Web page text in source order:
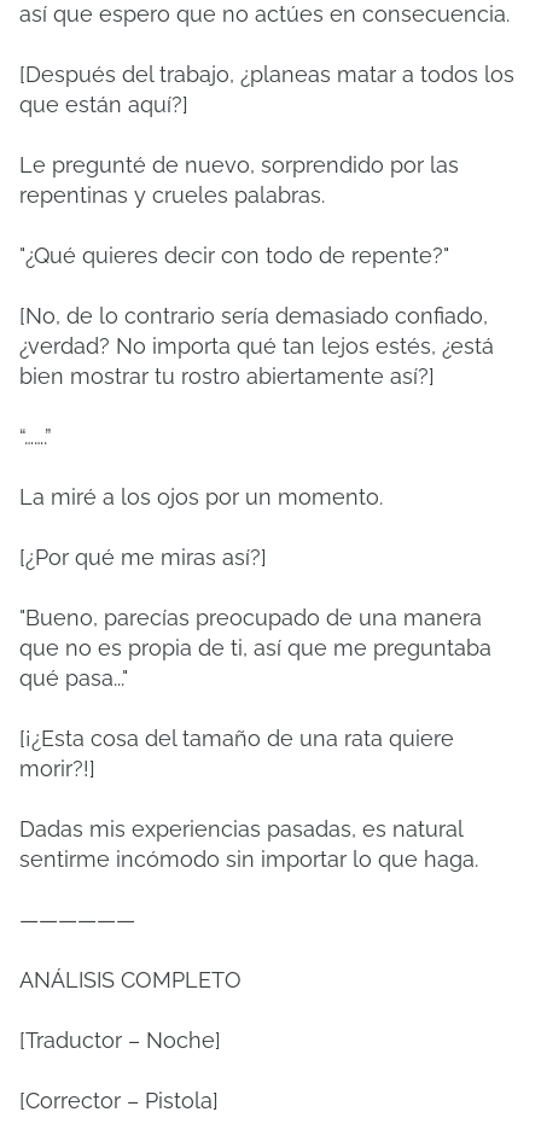
así que espero que no actúes en consecuencia.
[Después del trabajo, ¿planeas matar a todos los
que están aquí?]
Le pregunté de nuevo, sorprendido por las
repentinas y crueles palabras.
"¿Qué quieres decir con todo de repente?"
[No, de lo contrario sería demasiado confiado,
¿verdad? No importa qué tan lejos estés, ¿está
bien mostrar tu rostro abiertamente así?]
“…….”
La miré a los ojos por un momento.
[¿Por qué me miras así?]
"Bueno, parecías preocupado de una manera
que no es propia de ti, así que me preguntaba
qué pasa..."
[¡¿Esta cosa del tamaño de una rata quiere
morir?!]
Dadas mis experiencias pasadas, es natural
sentirme incómodo sin importar lo que haga.
——————
ANÁLISIS COMPLETO
[Traductor – Noche]
[Corrector – Pistola]